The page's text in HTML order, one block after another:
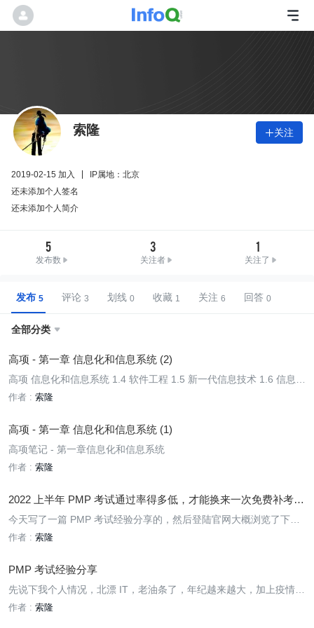
索隆 关注
2019-02-15 加入
IP属地：北京
还未添加个人签名
还未添加个人简介
5
发布数
3
关注者
1
关注了
发布 评论 划线 收藏 关注 回答
全部分类 
高项 - 第一章 信息化和信息系统 (2)
高项 信息化和信息系统 1.4 软件工程 1.5 新一代信息技术 1.6 信息系
统安全技术
作者 : 索隆
高项 - 第一章 信息化和信息系统 (1)
高项笔记 - 第一章信息化和信息系统
作者 : 索隆
2022 上半年 PMP 考试通过率得多低，才能换来一次免费补考机
会
今天写了一篇 PMP 考试经验分享的，然后登陆官网大概浏览了下，
居然有一篇这样的通知：
作者 : 索隆
PMP 考试经验分享
先说下我个人情况，北漂 IT，老油条了，年纪越来越大，加上疫情反
复，公司前前后后裁员了好几次，虽然我侥幸“存活”了下来，但是内
作者 : 索隆